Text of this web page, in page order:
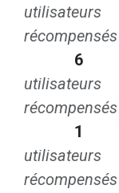
utilisateurs
récompensés
6
utilisateurs
récompensés
1
utilisateurs
récompensés